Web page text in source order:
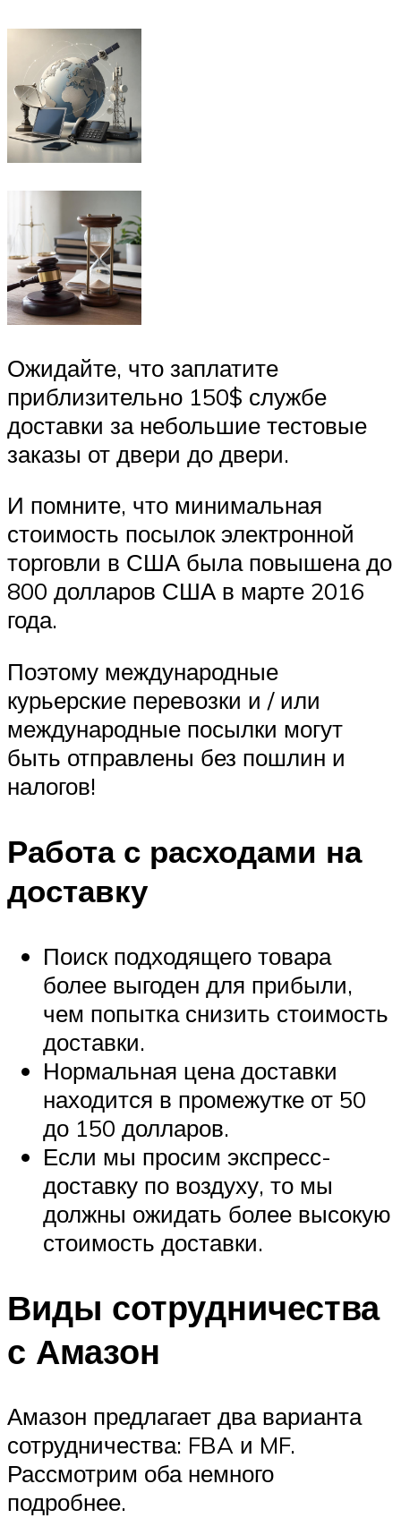
Ожидайте, что заплатите
приблизительно 150$ службе
доставки за небольшие тестовые
заказы от двери до двери.
И помните, что минимальная
стоимость посылок электронной
торговли в США была повышена до
800 долларов США в марте 2016
года.
Поэтому международные
курьерские перевозки и / или
международные посылки могут
быть отправлены без пошлин и
налогов!
Работа с расходами на
доставку
Поиск подходящего товара
более выгоден для прибыли,
чем попытка снизить стоимость
доставки.
Нормальная цена доставки
находится в промежутке от 50
до 150 долларов.
Если мы просим экспресс-
доставку по воздуху, то мы
должны ожидать более высокую
стоимость доставки.
Виды сотрудничества
с Амазон
Амазон предлагает два варианта
сотрудничества: FBA и MF.
Рассмотрим оба немного
подробнее.